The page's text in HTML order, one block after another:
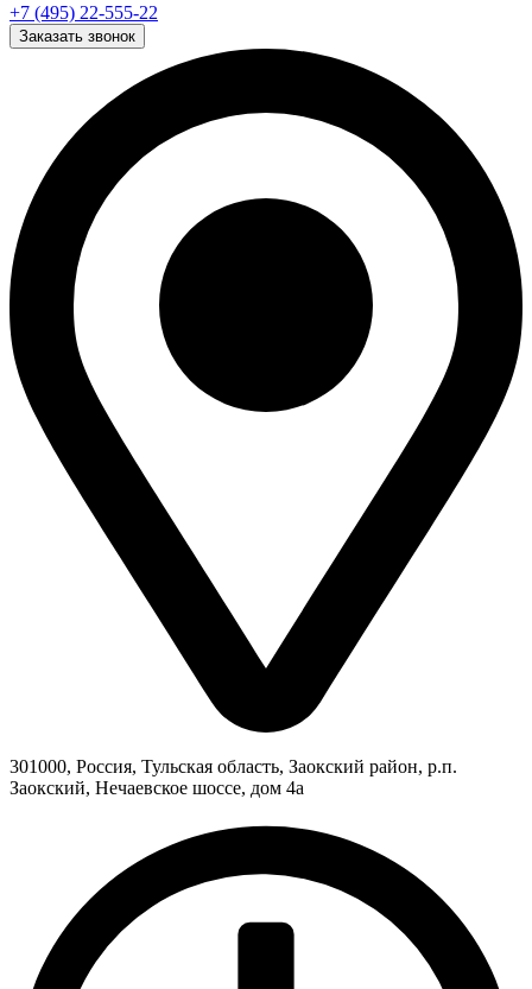
+7 (495) 22-555-22
Заказать звонок
301000, Россия, Тульская область, Заокский район, р.п.
Заокский, Нечаевское шоссе, дом 4а